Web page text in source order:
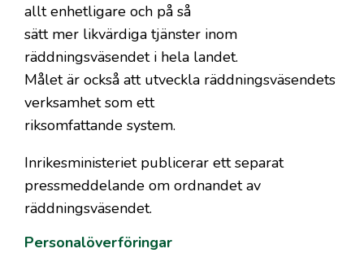
allt enhetligare och på så
sätt mer likvärdiga tjänster inom
räddningsväsendet i hela landet.
Målet är också att utveckla räddningsväsendets
verksamhet som ett
riksomfattande system.
Inrikesministeriet publicerar ett separat
pressmeddelande om ordnandet av
räddningsväsendet.
Personalöverföringar